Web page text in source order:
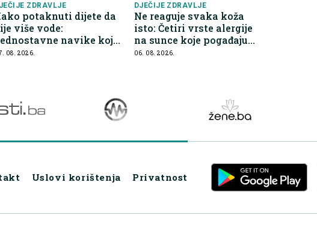
ZDRAVLJE
potaknuti dijete da
više vode:
navike koje
roditeljima
08. 2026.
DJEČIJE ZDRAVLJE
Ne reaguje svaka koža
isto: Četiri vrste alergije
na sunce koje pogađaju
djecu
06. 08. 2026.
Uslovi korištenja Privatnost